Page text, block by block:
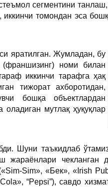
сегментини
томондан эса
яратилган. Жумладан, бу
(франшизинг) номи билан
иккинчи тарафга ҳақ
тижорат ахборотидан,
бошқа объектлардан
мутлақ ҳуқуқлар
Шуни таъкидлаб
жараёнлари чекланган
Sim», «Бек», «Irish
“Pepsi”), савдо